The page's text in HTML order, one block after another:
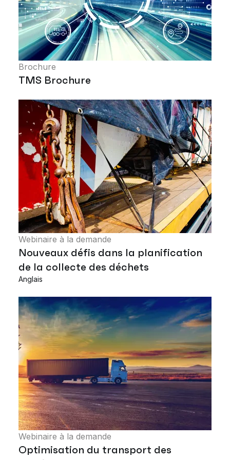
Brochure
TMS Brochure
Webinaire à la demande
Nouveaux défis dans la planification
de la collecte des déchets
Anglais
Webinaire à la demande
Optimisation du transport des